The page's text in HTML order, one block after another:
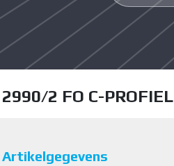
2990/2 FO C-PROFIEL
Artikelgegevens